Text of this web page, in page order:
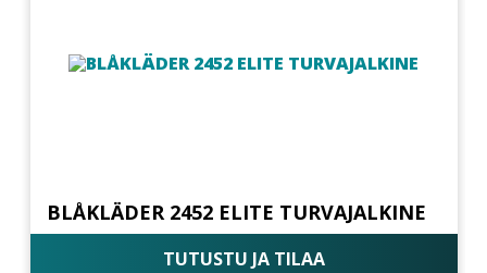
BLÅKLÄDER 2452 ELITE TURVAJALKINE
TUTUSTU JA TILAA